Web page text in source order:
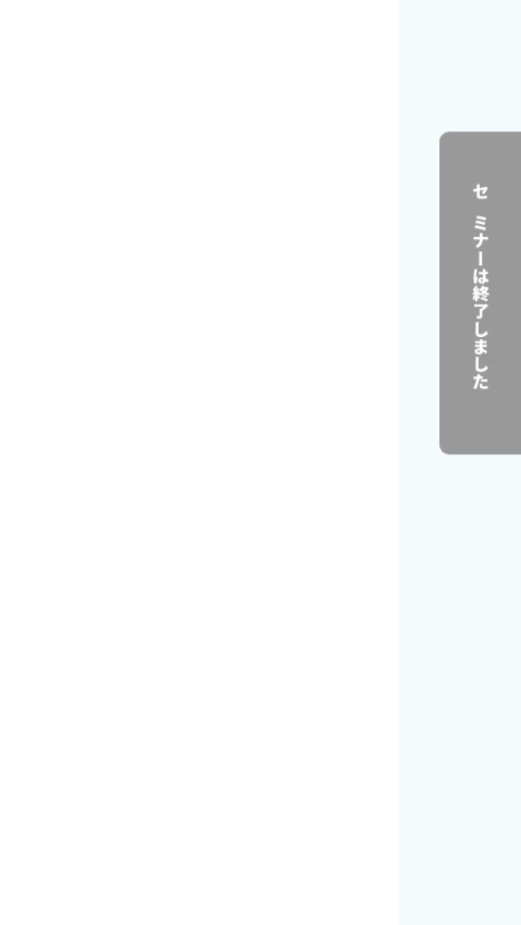
セミナーは終了しました